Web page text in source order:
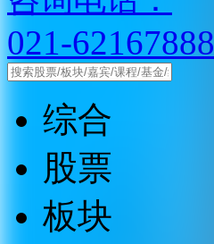
021-62167888
综合
股票
板块